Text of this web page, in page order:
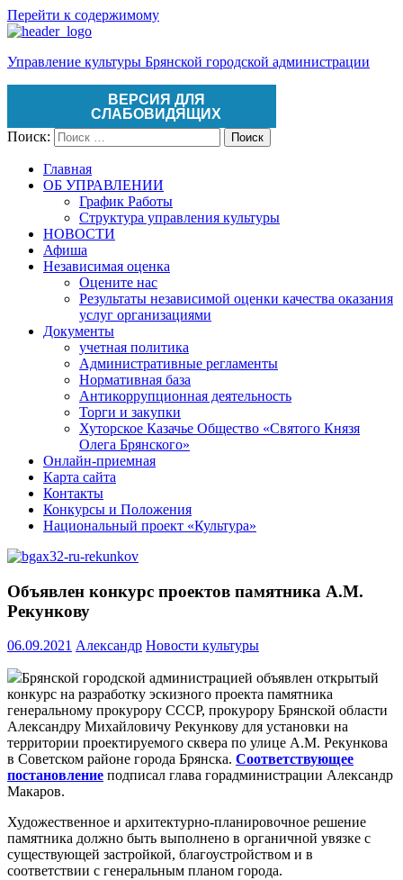
Перейти к содержимому
Управление культуры Брянской городской администрации
ВЕРСИЯ ДЛЯ
СЛАБОВИДЯЩИХ
Поиск: Поиск
Главная
ОБ УПРАВЛЕНИИ
График Работы
Структура управления культуры
НОВОСТИ
Афиша
Независимая оценка
Оцените нас
Результаты независимой оценки качества оказания
услуг организациями
Документы
учетная политика
Административные регламенты
Нормативная база
Антикоррупционная деятельность
Торги и закупки
Хуторское Казачье Общество «Святого Князя
Олега Брянского»
Онлайн-приемная
Карта сайта
Контакты
Конкурсы и Положения
Национальный проект «Культура»
Объявлен конкурс проектов памятника А.М.
Рекункову
06.09.2021 Александр Новости культуры
Брянской городской администрацией объявлен открытый
конкурс на разработку эскизного проекта памятника
генеральному прокурору СССР, прокурору Брянской области
Александру Михайловичу Рекункову для установки на
территории проектируемого сквера по улице А.М. Рекункова
в Советском районе города Брянска. Соответствующее
постановление подписал глава горадминистрации Александр
Макаров.
Художественное и архитектурно-планировочное решение
памятника должно быть выполнено в органичной увязке с
существующей застройкой, благоустройством и в
соответствии с генеральным планом города.